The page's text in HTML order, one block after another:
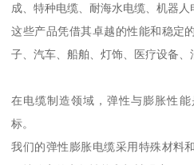
成、特种电缆、耐海水电缆、机器人
这些产品凭借其卓越的性能和稳定
子、汽车、船舶、灯饰、医疗设备、
在电缆制造领域，弹性与膨胀性
标。
我们的弹性膨胀电缆采用特殊材料